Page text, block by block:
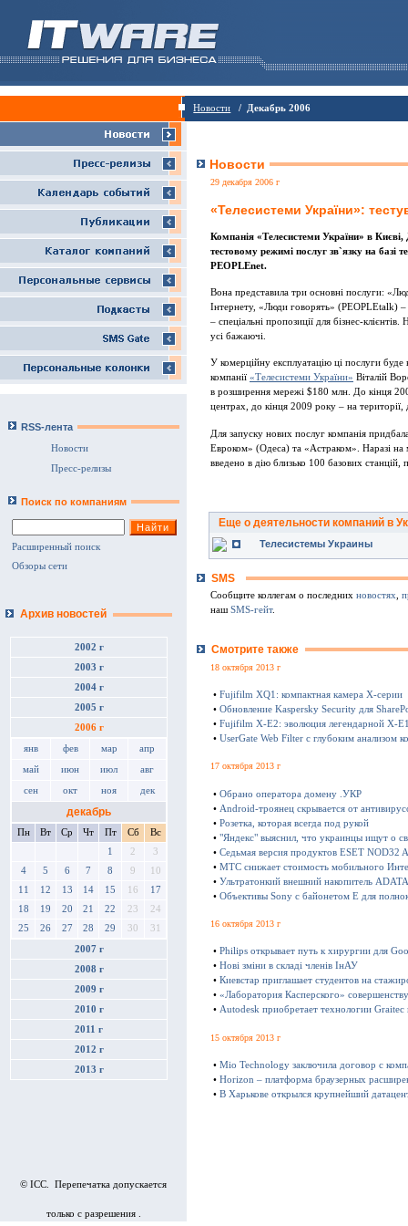
Новости / Декабрь 2006
RSS-лента
Новости
Пресс-релизы
Поиск по компаниям
Расширенный поиск
Обзоры сети
Архив новостей
2002 г
2003 г
2004 г
2005 г
2006 г
янв фев мар апр
май июн июл авг
сен окт ноя дек
декабрь
Пн Вт Ср Чт Пт Сб
Вс
1
2
3
4
5 6 7 8 9
10
11
12 13 14 15 16
17
18
19 20 21 22 23
24
25
26 27 28 29 30 31
2007 г
2008 г
2009 г
2010 г
2011 г
2012 г
2013 г
© ICC. Перепечатка допускается
только с разрешения .
Новости
29 декабря 2006 г
«Телесистеми України»:
Компанiя «Телесистеми України» в
тестовому режимi послуг зв`язку на базi
PEOPLEnet.
Вона представила три основнi послуги:
Iнтернету, «Люди говорять» (PEOPLEtalk)
– спецiальнi пропозицiї для бiзнес-
усi бажаючi.
У комерцiйну експлуатацiю цi послуги буде
компанiї «Телесистеми України» Вiталiй
в розширення мережi $180 млн. До кiнця
центрах, до кiнця 2009 року – на територiї,
Для запуску нових послуг компанiя
Евроком» (Одеса) та «Астраком». Наразi
введено в дiю близько 100 базових станцiй,
Еще о деятельности компаний в
Телесистемы Украины
SMS
Сообщите коллегам о последних новостях,
нашSMS-гейт.
Смотрите также
18 октября 2013 г
• Fujifilm XQ1: компактная камера Х-серии
• Обновление Kaspersky Security для
• Fujifilm X-E2: эволюция легендарной X-
• UserGate Web Filter с глубоким анализом
17 октября 2013 г
• Обрано оператора домену .УКР
• Android-троянец скрывается от
• Розетка, которая всегда под рукой
• "Яндекс" выяснил, что украинцы ищут о
• Седьмая версия продуктов ESET NOD32
• МТС снижает стоимость мобильного
• Ультратонкий внешний накопитель
• Объективы Sony с байонетом E для
16 октября 2013 г
• Philips открывает путь к хирургии для
• Нові зміни в складі членів ІнАУ
• Киевстар приглашает студентов на
• «Лаборатория Касперского»
• Autodesk приобретает технологии
15 октября 2013 г
• Mio Technology заключила договор с
• Horizon – платформа браузерных
• В Харькове открылся крупнейший